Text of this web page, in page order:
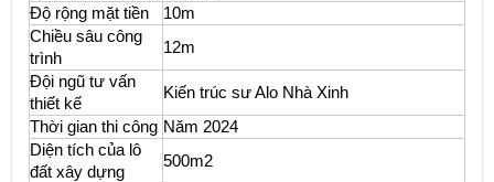
Độ rộng mặt tiền
10m
Chiều sâu công
trình
12m
Đội ngũ tư vấn
thiết kế
Kiến trúc sư Alo Nhà Xinh
Thời gian thi công Năm 2024
Diện tích của lô
đất xây dựng
500m2